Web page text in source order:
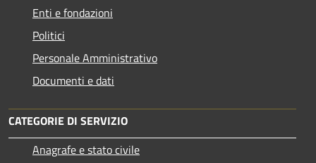
Enti e fondazioni
Politici
Personale Amministrativo
Documenti e dati
CATEGORIE DI SERVIZIO
Anagrafe e stato civile